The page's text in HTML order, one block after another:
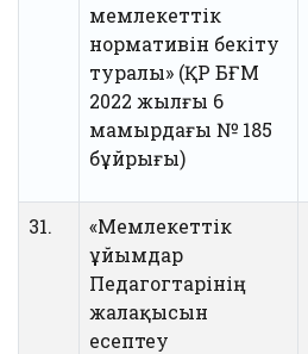
мемлекеттік
нормативін бекіту
туралы» (ҚР БҒМ
2022 жылғы 6
мамырдағы № 185
бұйрығы)
31.
«Мемлекеттік
ұйымдар
Педагогтарінің
жалақысын
есептеу